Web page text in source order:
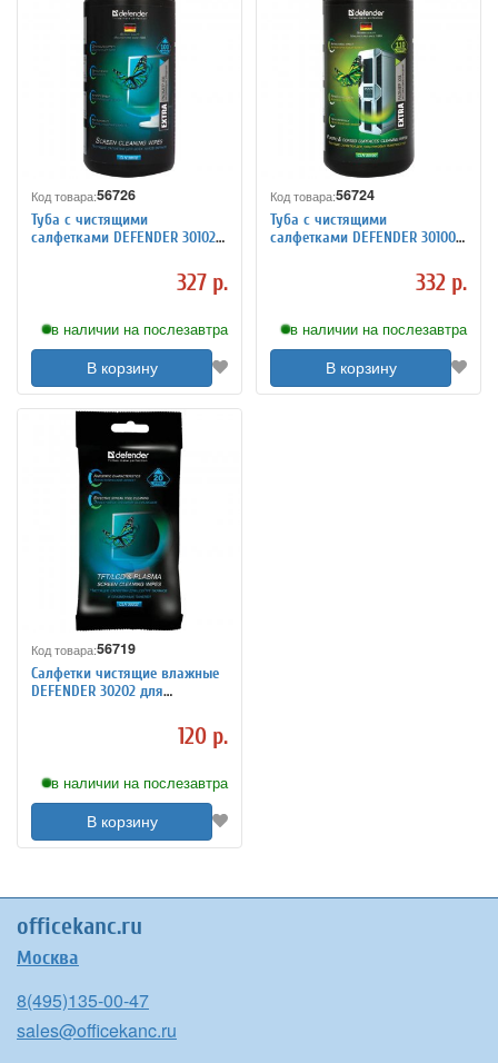
Код товара:56726
Туба с чистящими
салфетками DEFENDER 30102
327 р.
в наличии на послезавтра
В корзину
Код товара:56724
Туба с чистящими
салфетками DEFENDER 30100
332 р.
в наличии на послезавтра
В корзину
Код товара:56719
Салфетки чистящие влажные
DEFENDER 30202 для
120 р.
в наличии на послезавтра
В корзину
officekanc.ru
Москва
8(495)135-00-47
sales@officekanc.ru